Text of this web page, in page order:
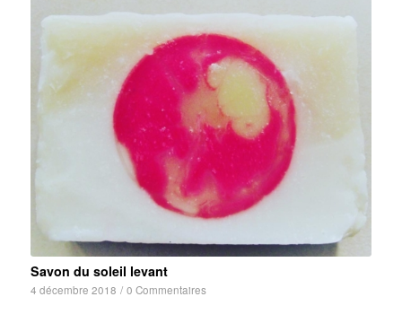
Savon du soleil levant
4 décembre 2018 / 0 Commentaires